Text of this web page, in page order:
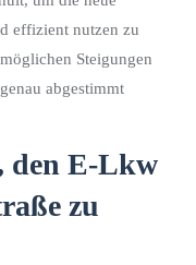
effizient nutzen zu
Steigungen
abgestimmt
den E-Lkw
zu